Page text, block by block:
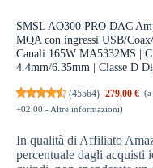
SMSL AO300 PRO DAC
MQA con ingressi USB/
Canali 165W MA5332MS |
4.4mm/6.35mm | Classe D
(45564) 279,00 €
+02:00 - Altre informazioni)
In qualità di Affiliato
percentuale dagli acquisti